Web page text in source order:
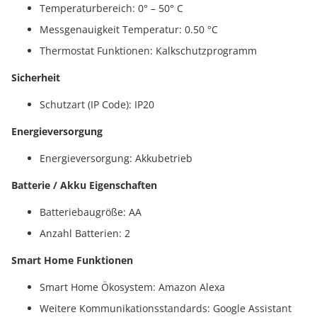
Temperaturbereich: 0° – 50° C
Messgenauigkeit Temperatur: 0.50 °C
Thermostat Funktionen: Kalkschutzprogramm
Sicherheit
Schutzart (IP Code): IP20
Energieversorgung
Energieversorgung: Akkubetrieb
Batterie / Akku Eigenschaften
Batteriebaugröße: AA
Anzahl Batterien: 2
Smart Home Funktionen
Smart Home Ökosystem: Amazon Alexa
Weitere Kommunikationsstandards: Google Assistant